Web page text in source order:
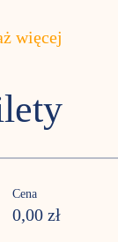
więcej
Cena
0,00 zł